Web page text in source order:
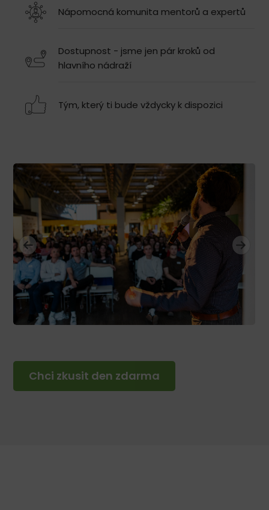
Nápomocná komunita mentorů a expertů
Dostupnost - jsme jen pár kroků od
hlavního nádraží
Tým, který ti bude vždycky k dispozici
Chci zkusit den zdarma